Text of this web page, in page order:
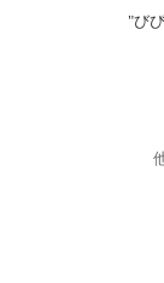
"び